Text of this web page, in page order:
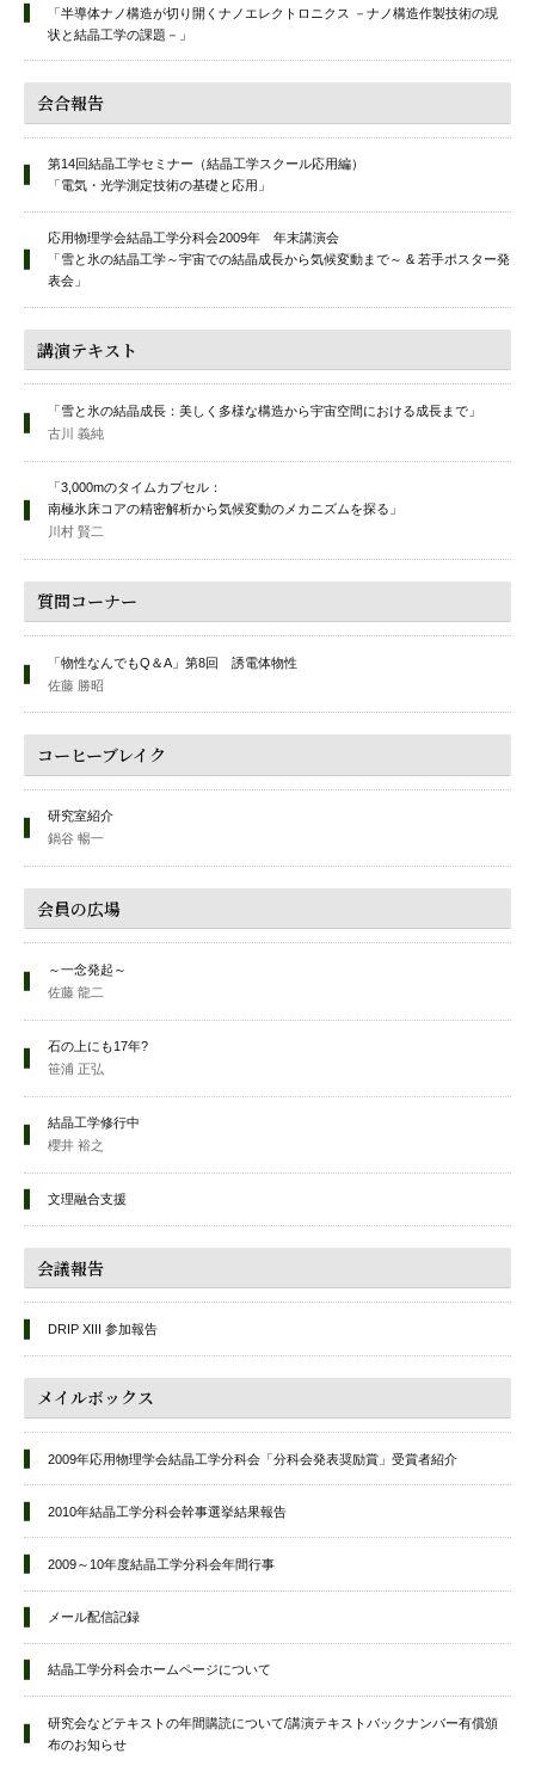
「半導体ナノ構造が切り開くナノエレクトロニクス －ナノ構造作製技術の現
状と結晶工学の課題－」
会合報告
第14回結晶工学セミナー（結晶工学スクール応用編）
「電気・光学測定技術の基礎と応用」
応用物理学会結晶工学分科会2009年 年末講演会
「雪と氷の結晶工学～宇宙での結晶成長から気候変動まで～ & 若手ポスター発
表会」
講演テキスト
「雪と氷の結晶成長：美しく多様な構造から宇宙空間における成長まで」
古川 義純
「3,000mのタイムカプセル：
南極氷床コアの精密解析から気候変動のメカニズムを探る」
川村 賢二
質問コーナー
「物性なんでもQ＆A」第8回 誘電体物性
佐藤 勝昭
コーヒーブレイク
研究室紹介
鍋谷 暢一
会員の広場
～一念発起～
佐藤 龍二
石の上にも17年?
笹浦 正弘
結晶工学修行中
櫻井 裕之
文理融合支援
会議報告
DRIP XIII 参加報告
メイルボックス
2009年応用物理学会結晶工学分科会「分科会発表奨励賞」受賞者紹介
2010年結晶工学分科会幹事選挙結果報告
2009～10年度結晶工学分科会年間行事
メール配信記録
結晶工学分科会ホームページについて
研究会などテキストの年間購読について/講演テキストバックナンバー有償頒
布のお知らせ